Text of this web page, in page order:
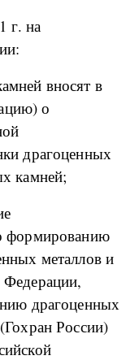
г. на
вносят в
о
драгоценных
камней;
формированию
металлов и
Федерации,
драгоценных
России)